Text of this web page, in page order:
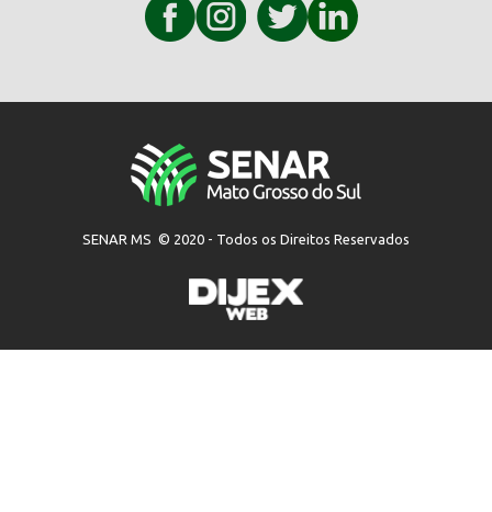
SENAR MS © 2020 - Todos os Direitos Reservados